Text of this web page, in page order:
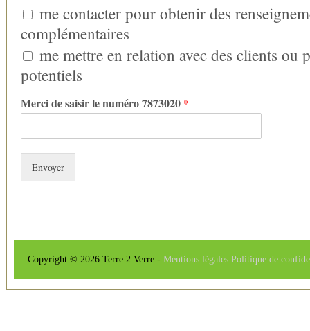
me contacter pour obtenir des
complémentaires
me mettre en relation avec des clients ou
potentiels
Merci de saisir le numéro 7873020 *
Envoyer
Copyright © 2026 Terre 2 Verre - Mentions légales Politique de